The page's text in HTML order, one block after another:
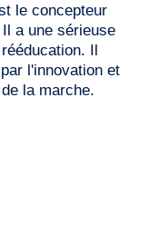
le concepteur
a une sérieuse
Il
l'innovation et
la marche.